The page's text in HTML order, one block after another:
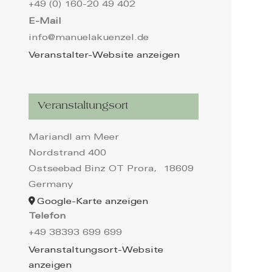
+49 (0) 160-20 49 402
E-Mail
info@manuelakuenzel.de
Veranstalter-Website anzeigen
Veranstaltungsort
Mariandl am Meer
Nordstrand 400
Ostseebad Binz OT Prora,
18609
Germany
Google-Karte anzeigen
Telefon
+49 38393 699 699
Veranstaltungsort-Website
anzeigen